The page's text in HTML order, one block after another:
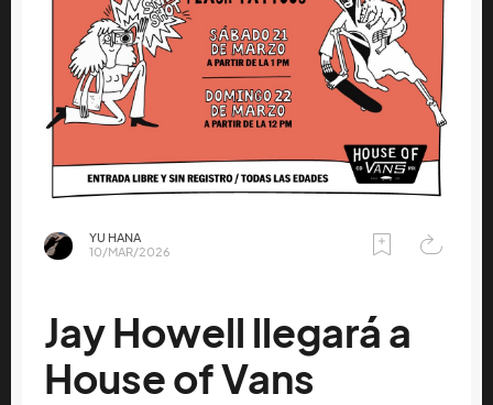
YU HANA
10/MAR/2026
Jay Howell llegará a
House of Vans